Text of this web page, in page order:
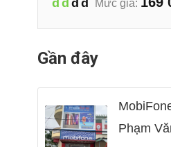
đđđđ Mức giá:
Gần đây
Phạm